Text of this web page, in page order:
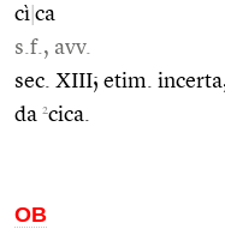
cì ca
s.f., avv.
sec. XIII; etim.
da 2cica.
OB